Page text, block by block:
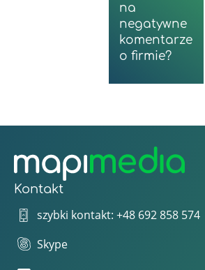
na
negatywne
komentarze
o firmie?
Kontakt
szybki kontakt: +48 692 858 574
Skype